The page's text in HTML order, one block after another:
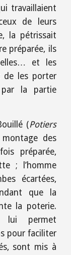
travaillaient
de leurs
la pétrissait
préparée, ils
et les
de les porter
la partie
(Potiers
des
préparée,
; l’homme
écartées,
que la
la poterie.
lui permet
pour faciliter
sont mis à